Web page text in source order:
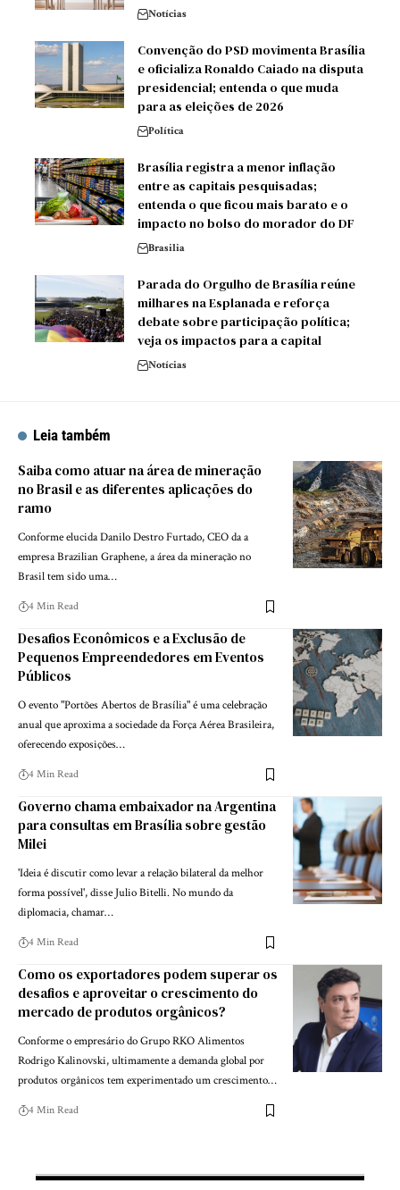
Notícias
Convenção do PSD movimenta Brasília
e oficializa Ronaldo Caiado na disputa
presidencial; entenda o que muda
para as eleições de 2026
Política
Brasília registra a menor inflação
entre as capitais pesquisadas;
entenda o que ficou mais barato e o
impacto no bolso do morador do DF
Brasilia
Parada do Orgulho de Brasília reúne
milhares na Esplanada e reforça
debate sobre participação política;
veja os impactos para a capital
Notícias
Leia também
Saiba como atuar na área de mineração
no Brasil e as diferentes aplicações do
ramo
Conforme elucida Danilo Destro Furtado, CEO da a
empresa Brazilian Graphene, a área da mineração no
Brasil tem sido uma…
4 Min Read
Desafios Econômicos e a Exclusão de
Pequenos Empreendedores em Eventos
Públicos
O evento "Portões Abertos de Brasília" é uma celebração
anual que aproxima a sociedade da Força Aérea Brasileira,
oferecendo exposições…
4 Min Read
Governo chama embaixador na Argentina
para consultas em Brasília sobre gestão
Milei
'Ideia é discutir como levar a relação bilateral da melhor
forma possível', disse Julio Bitelli. No mundo da
diplomacia, chamar…
4 Min Read
Como os exportadores podem superar os
desafios e aproveitar o crescimento do
mercado de produtos orgânicos?
Conforme o empresário do Grupo RKO Alimentos
Rodrigo Kalinovski, ultimamente a demanda global por
produtos orgânicos tem experimentado um crescimento…
4 Min Read